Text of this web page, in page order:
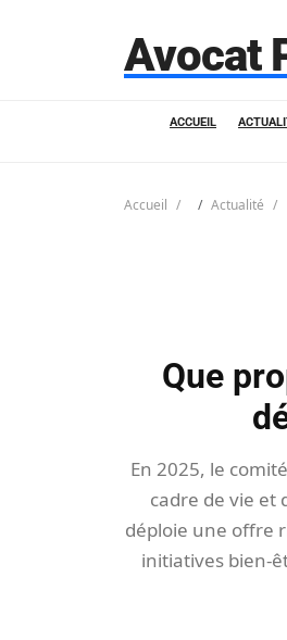
Avocat
ACCUEIL
Accueil Actualité
Que
En 2025, le
cadre de vie et
déploie une offre
initiatives bien-